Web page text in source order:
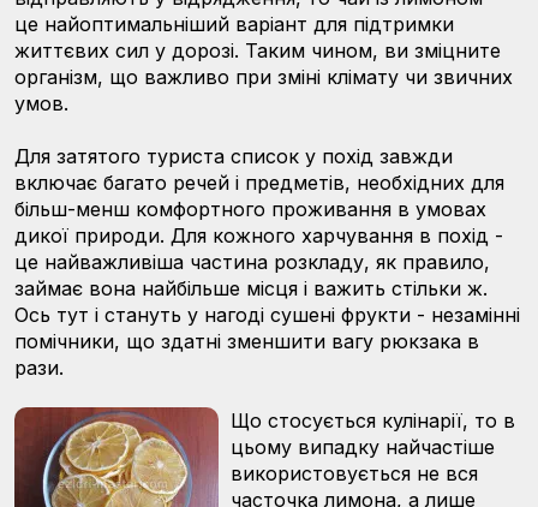
це найоптимальніший варіант для підтримки
життєвих сил у дорозі. Таким чином, ви зміцните
організм, що важливо при зміні клімату чи звичних
умов.
Для затятого туриста список у похід завжди
включає багато речей і предметів, необхідних для
більш-менш комфортного проживання в умовах
дикої природи. Для кожного харчування в похід -
це найважливіша частина розкладу, як правило,
займає вона найбільше місця і важить стільки ж.
Ось тут і стануть у нагоді сушені фрукти - незамінні
помічники, що здатні зменшити вагу рюкзака в
рази.
Що стосується кулінарії, то в
цьому випадку найчастіше
використовується не вся
часточка лимона, а лише